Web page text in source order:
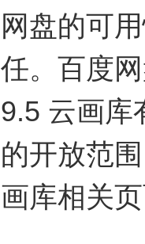
网盘的可
任。百度
9.5 云画库
的开放范
画库相关